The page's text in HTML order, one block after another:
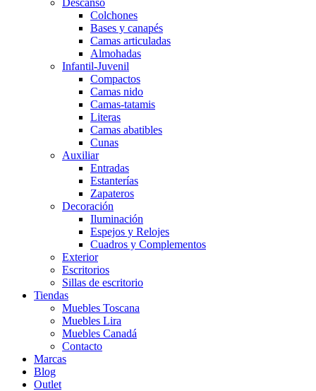
Colchones
Bases y canapés
Camas articuladas
Almohadas
Infantil-Juvenil
Compactos
Camas nido
Camas-tatamis
Literas
Camas abatibles
Cunas
Auxiliar
Entradas
Estanterías
Zapateros
Decoración
Iluminación
Espejos y Relojes
Cuadros y Complementos
Exterior
Escritorios
Sillas de escritorio
Tiendas
Muebles Toscana
Muebles Lira
Muebles Canadá
Contacto
Marcas
Blog
Outlet